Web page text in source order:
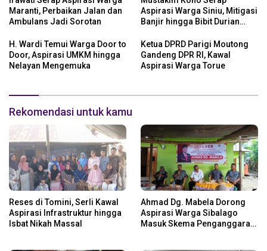
Maranti, Perbaikan Jalan dan
Ambulans Jadi Sorotan
Aspirasi Warga Siniu, Mitigasi
Banjir hingga Bibit Durian
H. Wardi Temui Warga Door to
Door, Aspirasi UMKM hingga
Nelayan Mengemuka
Ketua DPRD Parigi Moutong
Gandeng DPR RI, Kawal
Aspirasi Warga Torue
Rekomendasi untuk kamu
Reses di Tomini, Serli Kawal
Aspirasi Infrastruktur hingga
Isbat Nikah Massal
Ahmad Dg. Mabela Dorong
Aspirasi Warga Sibalago
Masuk Skema Penganggaran